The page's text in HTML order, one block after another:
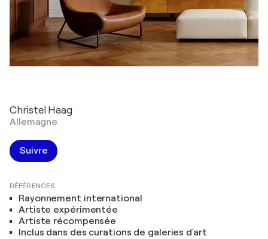
Christel Haag
Allemagne
Suivre
RÉFÉRENCES
Rayonnement international
Artiste expérimentée
Artiste récompensée
Inclus dans des curations de galeries d'art